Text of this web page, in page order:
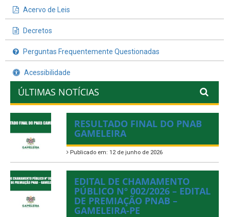
Acervo de Leis
Decretos
Perguntas Frequentemente Questionadas
Acessibilidade
ÚLTIMAS NOTÍCIAS
RESULTADO FINAL DO PNAB
GAMELEIRA
Publicado em: 12 de junho de 2026
EDITAL DE CHAMAMENTO
PÚBLICO Nº 002/2026 – EDITAL
DE PREMIAÇÃO PNAB –
GAMELEIRA-PE